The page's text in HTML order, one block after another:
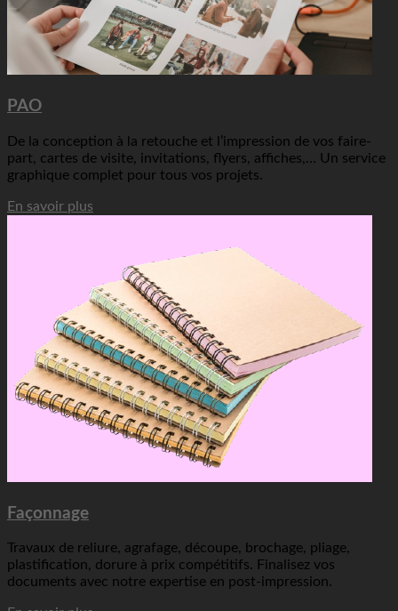
PAO
De la conception à la retouche et l’impression de vos faire-
part, cartes de visite, invitations, flyers, affiches,… Un service
graphique complet pour tous vos projets.
En savoir plus
Façonnage
Travaux de reliure, agrafage, découpe, brochage, pliage,
plastification, dorure à prix compétitifs. Finalisez vos
documents avec notre expertise en post-impression.